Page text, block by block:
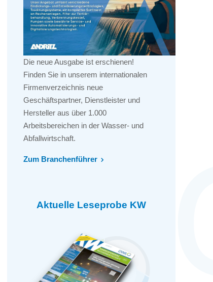
Die neue Ausgabe ist erschienen!
Finden Sie in unserem internationalen
Firmenverzeichnis neue
Geschäftspartner, Dienstleister und
Hersteller aus über 1.000
Arbeitsbereichen in der Wasser- und
Abfallwirtschaft.
Zum Branchenführer
Aktuelle Leseprobe KW